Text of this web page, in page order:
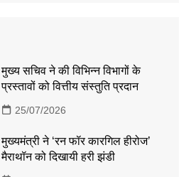
मुख्य सचिव ने की विभिन्न विभागों के
प्रस्तावों को वित्तीय संस्तुति प्रदान
25/07/2026
मुख्यमंत्री ने ‘रन फॉर कारगिल हीरोज’
मैराथॉन को दिखायी हरी झंडी